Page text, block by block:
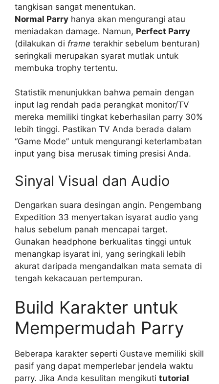
tangkisan sangat menentukan.
Normal Parry hanya akan mengurangi atau
meniadakan damage. Namun, Perfect Parry
(dilakukan di frame terakhir sebelum benturan)
seringkali merupakan syarat mutlak untuk
membuka trophy tertentu.
Statistik menunjukkan bahwa pemain dengan
input lag rendah pada perangkat monitor/TV
mereka memiliki tingkat keberhasilan parry 30%
lebih tinggi. Pastikan TV Anda berada dalam
“Game Mode” untuk mengurangi keterlambatan
input yang bisa merusak timing presisi Anda.
Sinyal Visual dan Audio
Dengarkan suara desingan angin. Pengembang
Expedition 33 menyertakan isyarat audio yang
halus sebelum panah mencapai target.
Gunakan headphone berkualitas tinggi untuk
menangkap isyarat ini, yang seringkali lebih
akurat daripada mengandalkan mata semata di
tengah kekacauan pertempuran.
Build Karakter untuk
Mempermudah Parry
Beberapa karakter seperti Gustave memiliki skill
pasif yang dapat memperlebar jendela waktu
parry. Jika Anda kesulitan mengikuti tutorial